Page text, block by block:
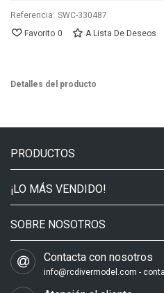
Referencia: SWC-330487
Favorito 0 A Lista De Deseos
Detalles del producto
PRODUCTOS
¡LO MÁS VENDIDO!
SOBRE NOSOTROS
Contacta con nosotros
info@rcdivermodel.com -